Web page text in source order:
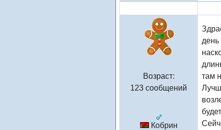
Возраст:
123 сообщений
Кобрин
день
там